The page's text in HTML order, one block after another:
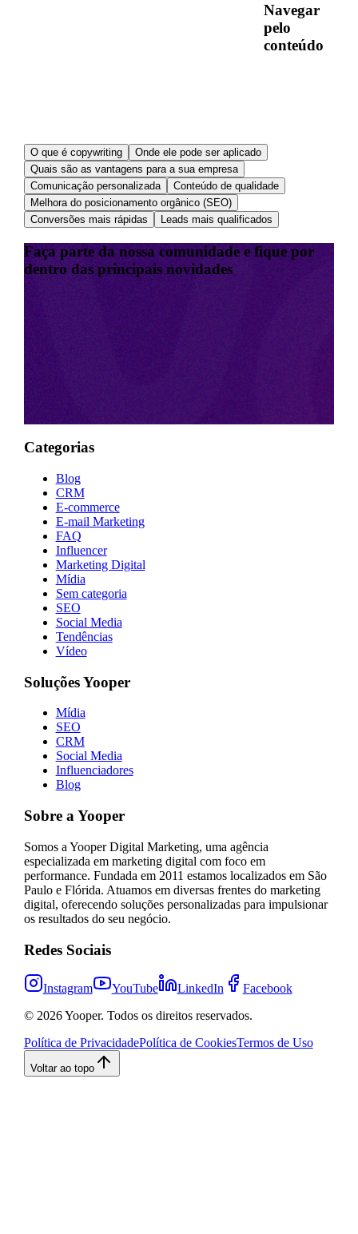
Navegar
pelo
conteúdo
O que é copywriting
Onde ele pode ser aplicado
Quais são as vantagens para a sua empresa
Comunicação personalizada
Conteúdo de qualidade
Melhora do posicionamento orgânico (SEO)
Conversões mais rápidas
Leads mais qualificados
Faça parte da nossa comunidade e fique por
dentro das principais novidades
Categorias
Blog
CRM
E-commerce
E-mail Marketing
FAQ
Influencer
Marketing Digital
Mídia
Sem categoria
SEO
Social Media
Tendências
Vídeo
Soluções Yooper
Mídia
SEO
CRM
Social Media
Influenciadores
Blog
Sobre a Yooper
Somos a Yooper Digital Marketing, uma agência
especializada em marketing digital com foco em
performance. Fundada em 2011 estamos localizados em São
Paulo e Flórida. Atuamos em diversas frentes do marketing
digital, oferecendo soluções personalizadas para impulsionar
os resultados do seu negócio.
Redes Sociais
Instagram YouTube LinkedIn
Facebook
© 2026Yooper. Todos os direitos reservados.
Política de PrivacidadePolítica de CookiesTermos de Uso
Voltar ao topo